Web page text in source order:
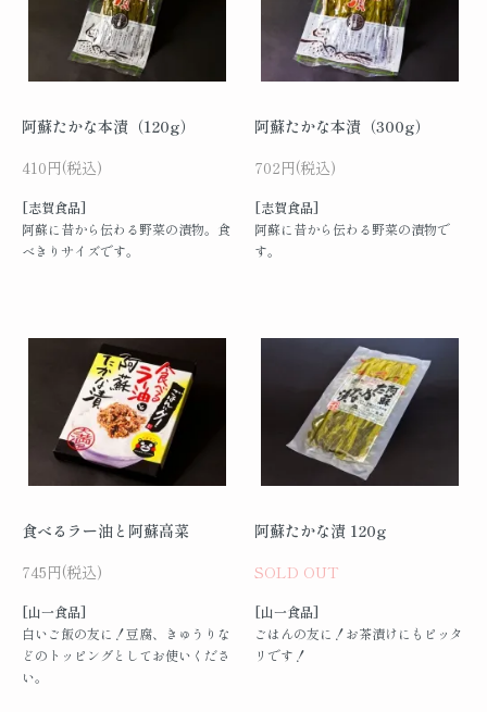
阿蘇たかな本漬（120g）
410円(税込)
[志賀食品]
阿蘇に昔から伝わる野菜の漬物。食
べきりサイズです。
阿蘇たかな本漬（300g）
702円(税込)
[志賀食品]
阿蘇に昔から伝わる野菜の漬物で
す。
食べるラー油と阿蘇高菜
745円(税込)
[山一食品]
白いご飯の友に！豆腐、きゅうりな
どのトッピングとしてお使いくださ
い。
阿蘇たかな漬 120g
SOLD OUT
[山一食品]
ごはんの友に！お茶漬けにもピッタ
リです！